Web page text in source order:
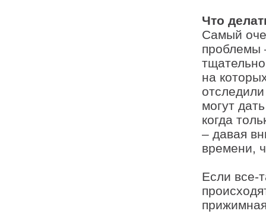
Что
Самый
проблемы
на
могут
когда
– давая
времени,
Если все-